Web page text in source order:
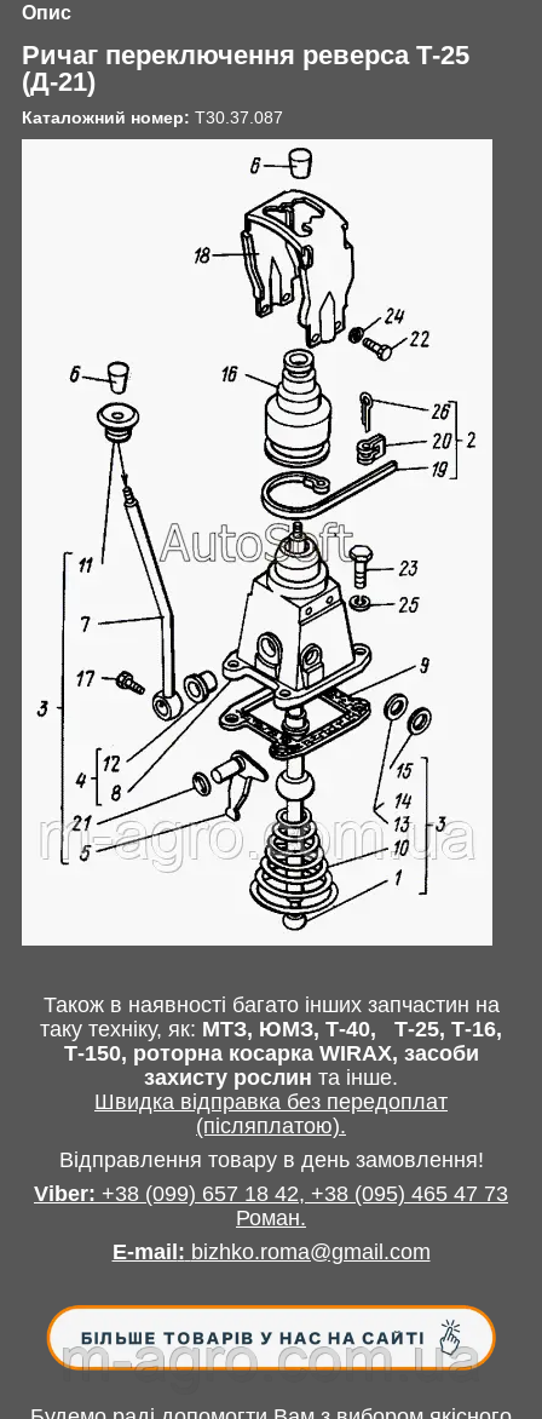
Опис
Ричаг переключення реверса Т-25
(Д-21)
Каталожний номер: Т30.37.087
Також в наявності багато інших запчастин на
таку техніку, як: МТЗ, ЮМЗ, Т-40,
Т-25, Т-16,
Т-150, роторна косарка WIRAX, засоби
захисту рослин та інше.
Швидка відправка без передоплат
(післяплатою).
Відправлення товару в день замовлення!
Viber: +38 (099) 657 18 42, +38 (095) 465 47 73
Роман.
E-mail: bizhko.roma@gmail.com